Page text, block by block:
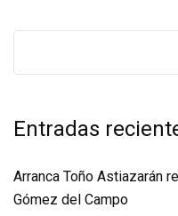
Entradas
Arranca Toño Astiazarán
Gómez del Campo